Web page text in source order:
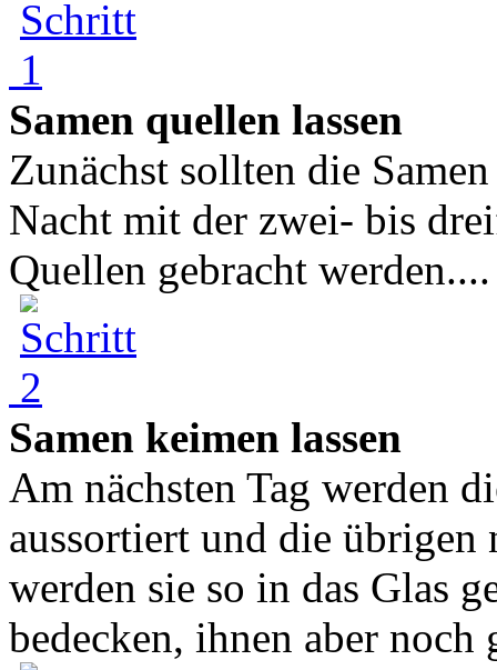
Samen quellen lassen
Zunächst sollten die
Nacht mit der zwei- bis
Quellen gebracht werden....
Samen keimen lassen
Am nächsten Tag werden
aussortiert und die übrigen
werden sie so in das Glas
bedecken, ihnen aber noch